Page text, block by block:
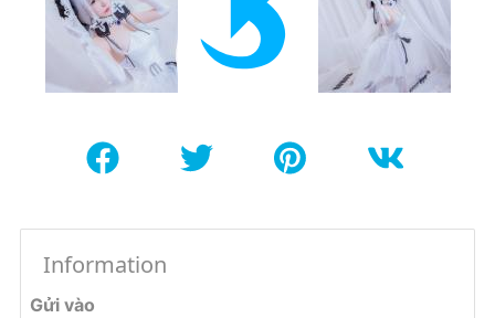
Information
Gửi vào